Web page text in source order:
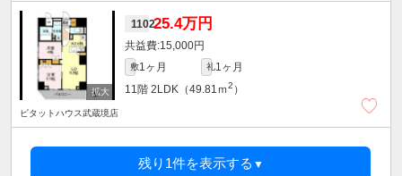
110225.4万円
15,000円
敷1ヶ月 礼1ヶ月
11階 2LDK（49.81ｍ2 ）
ピタットハウス武蔵境店
残り1件を表示する ▼